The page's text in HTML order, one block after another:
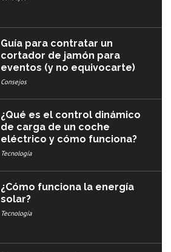
Guía para contratar un
cortador de jamón para
eventos (y no equivocarte)
Consejos
¿Qué es el control dinámico
de carga de un coche
eléctrico y cómo funciona?
Tecnología
¿Cómo funciona la energía
solar?
Tecnología